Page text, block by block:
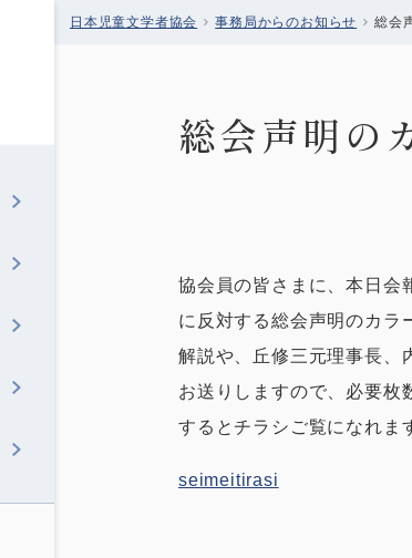
日本児童文学者協会 事務局からのお知らせ 総会
総会声明の
協会員の皆さまに、本日会
に反対する総会声明のカラ
解説や、丘修三元理事長、
お送りしますので、必要枚
するとチラシご覧になれま
seimeitirasi